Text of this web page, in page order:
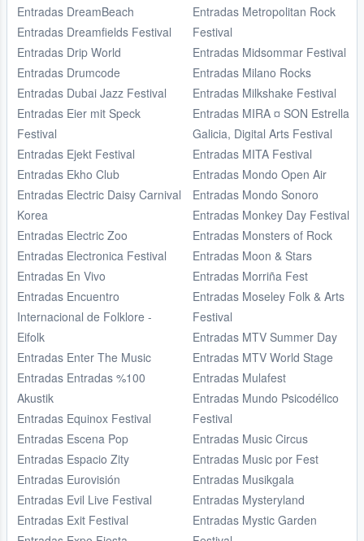
Entradas DreamBeach
Entradas Dreamfields Festival
Entradas Drip World
Entradas Drumcode
Entradas Dubai Jazz Festival
Entradas Eier mit Speck
Festival
Entradas Ejekt Festival
Entradas Ekho Club
Entradas Electric Daisy Carnival
Korea
Entradas Electric Zoo
Entradas Electronica Festival
Entradas En Vivo
Entradas Encuentro
Internacional de Folklore -
Eifolk
Entradas Enter The Music
Entradas Entradas %100
Akustik
Entradas Equinox Festival
Entradas Escena Pop
Entradas Espacio Zity
Entradas Eurovisión
Entradas Evil Live Festival
Entradas Exit Festival
Entradas Metropolitan Rock
Festival
Entradas Midsommar Festival
Entradas Milano Rocks
Entradas Milkshake Festival
Entradas MIRA ¤ SON Estrella
Galicia, Digital Arts Festival
Entradas MITA Festival
Entradas Mondo Open Air
Entradas Mondo Sonoro
Entradas Monkey Day Festival
Entradas Monsters of Rock
Entradas Moon & Stars
Entradas Morriña Fest
Entradas Moseley Folk & Arts
Festival
Entradas MTV Summer Day
Entradas MTV World Stage
Entradas Mulafest
Entradas Mundo Psicodélico
Festival
Entradas Music Circus
Entradas Music por Fest
Entradas Musikgala
Entradas Mysteryland
Entradas Mystic Garden